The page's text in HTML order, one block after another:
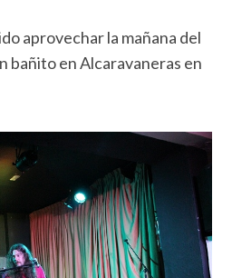
aprovechar la mañana del
bañito en Alcaravaneras en